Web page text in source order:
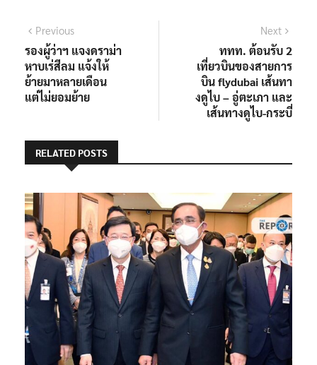
แนะแนว
เรื่อง
PreviousPrevious
post:
รองผู้ว่าฯ แจงดราม่า
หาบเร่สีลม แจ้งให้
ย้ายมาหลายเดือน
แต่ไม่ยอมย้าย
Next
ททท. ต้อนรับ 2
เที่ยวบินของสายการ
บิน flydubai เส้นทา
งดูไบ – อู่ตะเภา และ
เส้นทางดูไบ-กระบี่
RELATED POSTS